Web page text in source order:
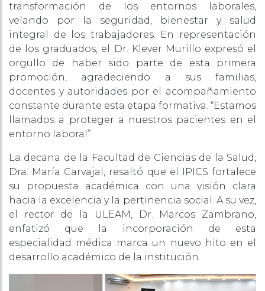
transformación de los entornos laborales,
velando por la seguridad, bienestar y salud
integral de los trabajadores. En representación
de los graduados, el Dr. Klever Murillo expresó el
orgullo de haber sido parte de esta primera
promoción, agradeciendo a sus familias,
docentes y autoridades por el acompañamiento
constante durante esta etapa formativa. “Estamos
llamados a proteger a nuestros pacientes en el
entorno laboral”.
La decana de la Facultad de Ciencias de la Salud,
Dra. María Carvajal, resaltó que el IPICS fortalece
su propuesta académica con una visión clara
hacia la excelencia y la pertinencia social. A su vez,
el rector de la ULEAM, Dr. Marcos Zambrano,
enfatizó que la incorporación de esta
especialidad médica marca un nuevo hito en el
desarrollo académico de la institución.